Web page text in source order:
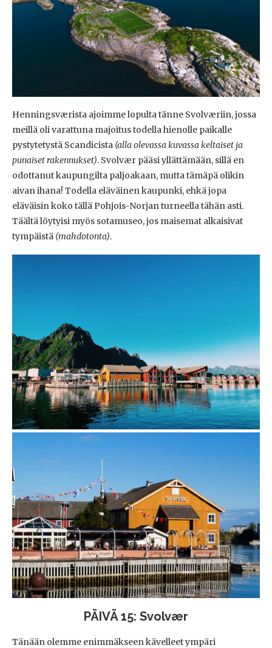
Henningsværista ajoimme lopulta tänne Svolværiin, jossa
meillä oli varattuna majoitus todella hienolle paikalle
pystytetystä Scandicista (alla olevassa kuvassa keltaiset ja
punaiset rakennukset). Svolvær pääsi yllättämään, sillä en
odottanut kaupungilta paljoakaan, mutta tämäpä olikin
aivan ihana! Todella eläväinen kaupunki, ehkä jopa
eläväisin koko tällä Pohjois-Norjan turneella tähän asti.
Täältä löytyisi myös sotamuseo, jos maisemat alkaisivat
tympäistä (mahdotonta).
PÄIVÄ 15: Svolvær
Tänään olemme enimmäkseen kävelleet ympäri